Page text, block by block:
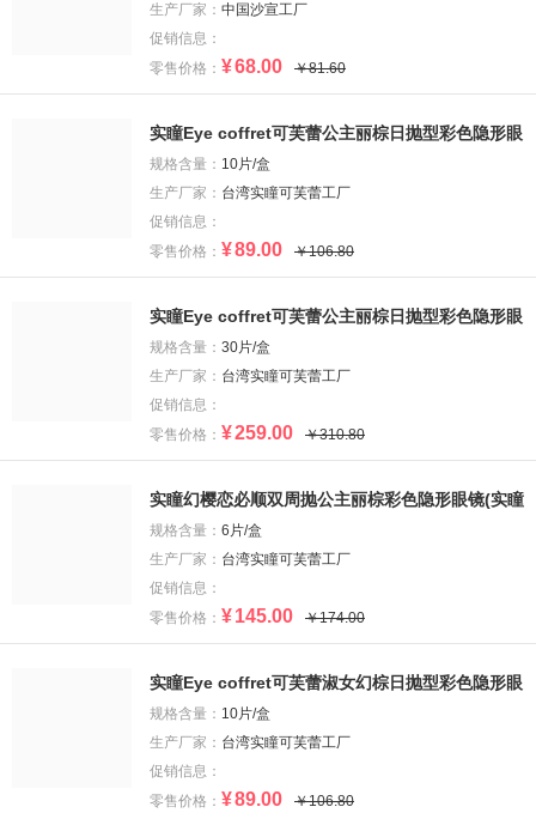
生产厂家： 中国沙宣工厂
促销信息：
零售价格： ¥68.00 ￥81.60
实瞳Eye coffret可芙蕾公主丽棕日抛型彩色隐形眼
镜(实瞳Eye coffret可芙蕾公主丽棕日抛型彩色隐
形眼镜)
规格含量： 10片/盒
生产厂家： 台湾实瞳可芙蕾工厂
促销信息：
零售价格： ¥89.00 ￥106.80
实瞳Eye coffret可芙蕾公主丽棕日抛型彩色隐形眼
镜(实瞳Eye coffret可芙蕾公主丽棕日抛型彩色隐
形眼镜)
规格含量： 30片/盒
生产厂家： 台湾实瞳可芙蕾工厂
促销信息：
零售价格： ¥259.00 ￥310.80
实瞳幻樱恋必顺双周抛公主丽棕彩色隐形眼镜(实瞳
幻樱恋必顺双周抛公主丽棕彩色隐形眼镜)
规格含量： 6片/盒
生产厂家： 台湾实瞳可芙蕾工厂
促销信息：
零售价格： ¥145.00 ￥174.00
实瞳Eye coffret可芙蕾淑女幻棕日抛型彩色隐形眼
镜(实瞳Eye coffret可芙蕾淑女幻棕日抛型彩色隐
形眼镜)
规格含量： 10片/盒
生产厂家： 台湾实瞳可芙蕾工厂
促销信息：
零售价格： ¥89.00 ￥106.80